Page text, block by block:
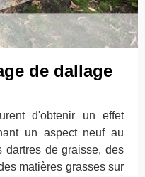
de dallage
d'obtenir un effet
un aspect neuf au
dartres de graisse, des
matières grasses sur